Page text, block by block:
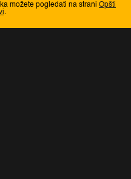
možete pogledati na strani Opšti
.